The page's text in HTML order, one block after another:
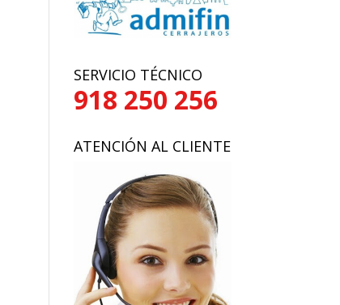
SERVICIO TÉCNICO
918 250 256
ATENCIÓN AL CLIENTE